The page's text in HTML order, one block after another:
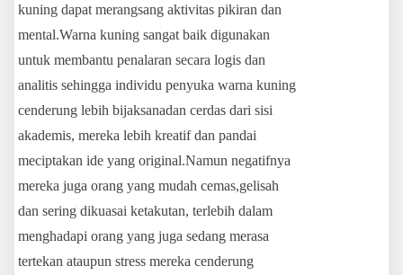
kuning dapat merangsang aktivitas pikiran dan
mental.Warna kuning sangat baik digunakan
untuk membantu penalaran secara logis dan
analitis sehingga individu penyuka warna kuning
cenderung lebih bijaksanadan cerdas dari sisi
akademis, mereka lebih kreatif dan pandai
meciptakan ide yang original.Namun negatifnya
mereka juga orang yang mudah cemas,gelisah
dan sering dikuasai ketakutan, terlebih dalam
menghadapi orang yang juga sedang merasa
tertekan ataupun stress mereka cenderung